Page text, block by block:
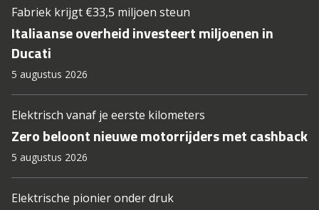
Fabriek krijgt €33,5 miljoen steun
Italiaanse overheid investeert miljoenen in
Ducati
5 augustus 2026
Elektrisch vanaf je eerste kilometers
Zero beloont nieuwe motorrijders met cashback
5 augustus 2026
Elektrische pionier onder druk